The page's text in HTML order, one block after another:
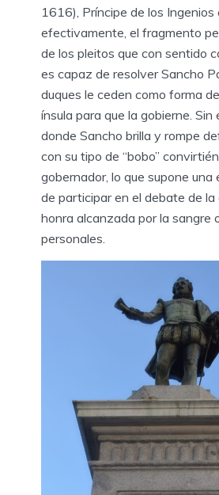
1616), Príncipe de los Ingenios
efectivamente, el fragmento
de los pleitos que con sentido
es capaz de resolver Sancho
duques le ceden como forma
ínsula para que la gobierne. Sin
donde Sancho brilla y rompe
con su tipo de “bobo”
gobernador, lo que supone
de participar en el debate de la
honra alcanzada por la sangre
personales.